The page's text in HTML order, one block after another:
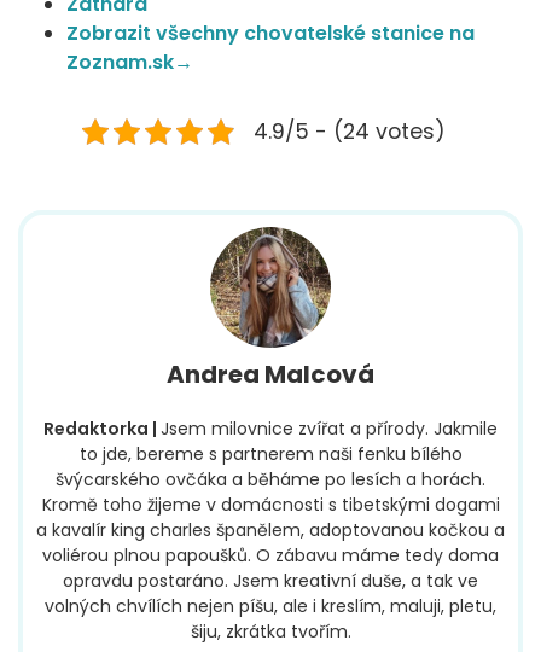
Zobrazit všechny chovatelské stanice na
Zoznam.sk→
4.9/5 - (24 votes)
Andrea Malcová
Redaktorka | Jsem milovnice zvířat a přírody. Jakmile
to jde, bereme s partnerem naši fenku bílého
švýcarského ovčáka a běháme po lesích a horách.
Kromě toho žijeme v domácnosti s tibetskými dogami
a kavalír king charles španělem, adoptovanou kočkou a
voliérou plnou papoušků. O zábavu máme tedy doma
opravdu postaráno. Jsem kreativní duše, a tak ve
volných chvílích nejen píšu, ale i kreslím, maluji, pletu,
šiju, zkrátka tvořím.